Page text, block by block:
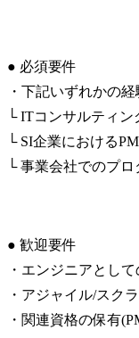
● 必須要件
・下記いずれかの
└ ITコンサルティン
└ SI企業における
└ 事業会社でのプ
● 歓迎要件
・エンジニアとし
・アジャイル/スク
・関連資格の保有